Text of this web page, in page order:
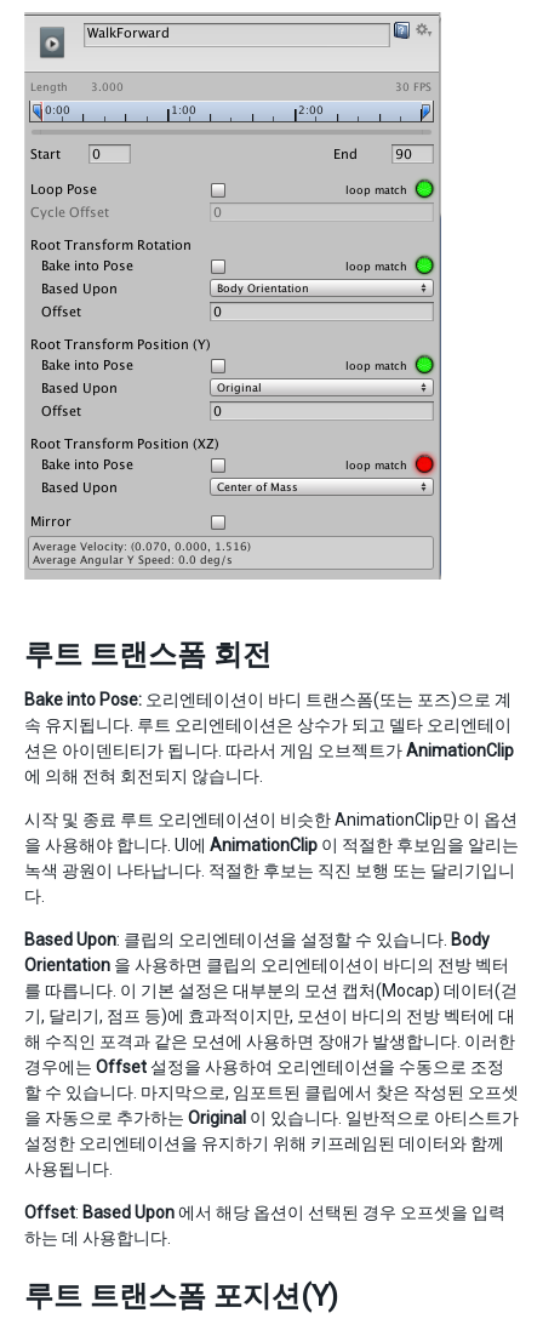
루트 트랜스폼 회전
Bake into Pose: 오리엔테이션이 바디 트랜스폼(또는 포즈)으로 계
속 유지됩니다. 루트 오리엔테이션은 상수가 되고 델타 오리엔테이
션은 아이덴티티가 됩니다. 따라서 게임 오브젝트가AnimationClip
에 의해 전혀 회전되지 않습니다.
시작 및 종료 루트 오리엔테이션이 비슷한 AnimationClip만 이 옵션
을 사용해야 합니다. UI에 AnimationClip 이 적절한 후보임을 알리는
녹색 광원이 나타납니다. 적절한 후보는 직진 보행 또는 달리기입니
다.
Based Upon: 클립의 오리엔테이션을 설정할 수 있습니다. Body
Orientation 을 사용하면 클립의 오리엔테이션이 바디의 전방 벡터
를 따릅니다. 이 기본 설정은 대부분의 모션 캡처(Mocap) 데이터(걷
기, 달리기, 점프 등)에 효과적이지만, 모션이 바디의 전방 벡터에 대
해 수직인 포격과 같은 모션에 사용하면 장애가 발생합니다. 이러한
경우에는 Offset 설정을 사용하여 오리엔테이션을 수동으로 조정
할 수 있습니다. 마지막으로, 임포트된 클립에서 찾은 작성된 오프셋
을 자동으로 추가하는 Original 이 있습니다. 일반적으로 아티스트가
설정한 오리엔테이션을 유지하기 위해 키프레임된 데이터와 함께
사용됩니다.
Offset: Based Upon에서 해당 옵션이 선택된 경우 오프셋을 입력
하는 데 사용합니다.
루트 트랜스폼 포지션(Y)